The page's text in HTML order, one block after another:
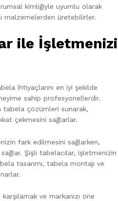
kimliğiyle uyumlu olarak
malzemelerden üretebilirler.
ile İşletmenizi
ihtiyaçlarını en iyi şekilde
sahip profesyonellerdir.
tabela çözümleri sunarak,
çekmesini sağlarlar.
fark edilmesini sağlarken,
sağlar. Şişli tabelacılar, işletmenizin
tasarımı, tabela montajı ve
ve markanızı öne